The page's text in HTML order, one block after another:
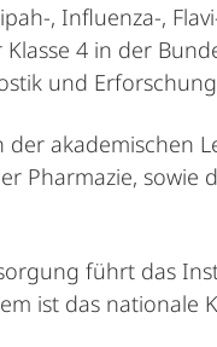
, Influenza-,
4 in der
und
akademischen
Pharmazie,
führt das
ist das